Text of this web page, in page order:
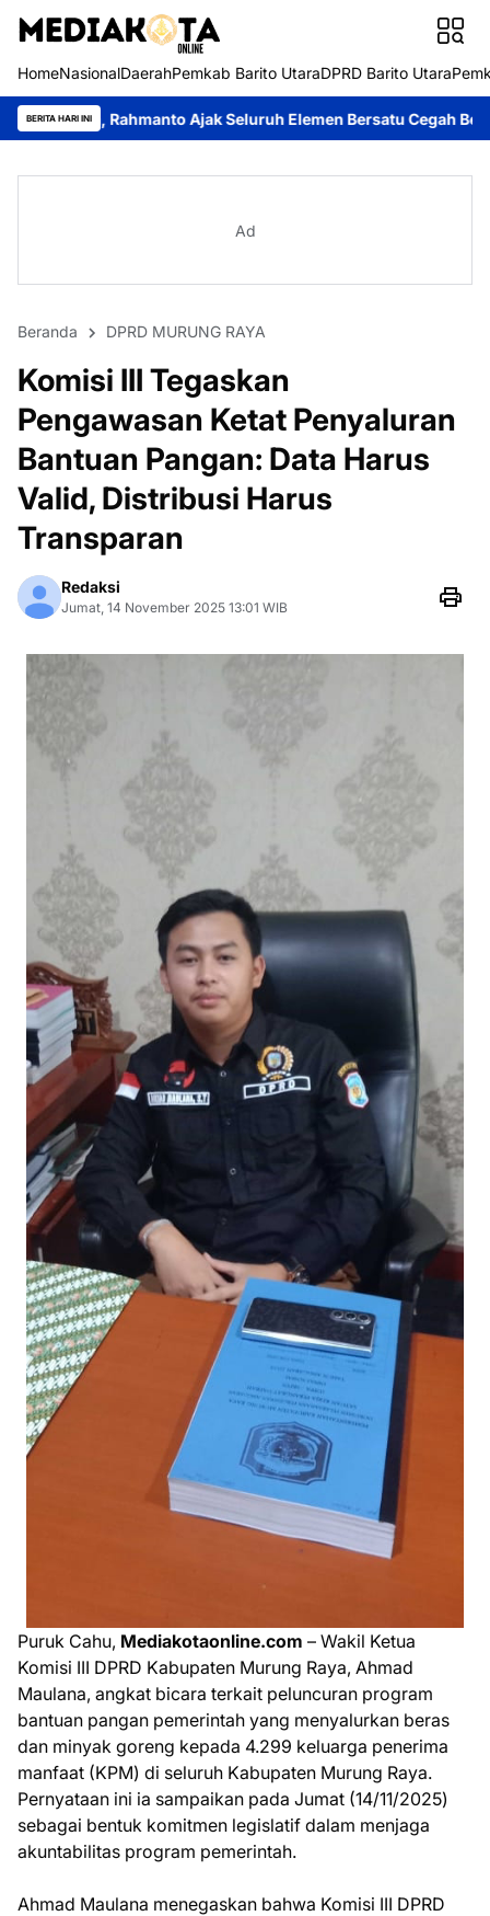
HomeNasionalDaerahPemkab Barito UtaraDPRD Barito Utara
BERITA HARI INI
Ajak Seluruh Elemen Bersatu Cegah Bencana Perkuat
Ad
Beranda DPRD MURUNG RAYA
Komisi III Tegaskan
Pengawasan Ketat Penyaluran
Bantuan Pangan: Data Harus
Valid, Distribusi Harus
Transparan
Redaksi
Jumat, 14 November 2025 13:01 WIB
Puruk Cahu, Mediakotaonline.com – Wakil Ketua
Komisi III DPRD Kabupaten Murung Raya, Ahmad
Maulana, angkat bicara terkait peluncuran program
bantuan pangan pemerintah yang menyalurkan beras
dan minyak goreng kepada 4.299 keluarga penerima
manfaat (KPM) di seluruh Kabupaten Murung Raya.
Pernyataan ini ia sampaikan pada Jumat (14/11/2025)
sebagai bentuk komitmen legislatif dalam menjaga
akuntabilitas program pemerintah.
Ahmad Maulana menegaskan bahwa Komisi III DPRD